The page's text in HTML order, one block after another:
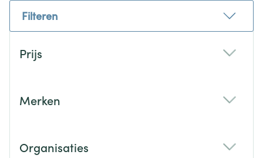
Filteren
Prijs
Merken
Organisaties